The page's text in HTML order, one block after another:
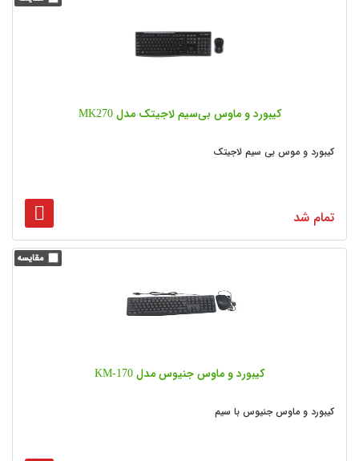
کیبورد و ماوس بی‌سیم لاجیتک مدل MK270
کیبورد و موس بی سیم لاجیتک
تمام شد
کیبورد و ماوس جنیوس مدل KM-170
کیبورد و ماوس جنیوس با سیم